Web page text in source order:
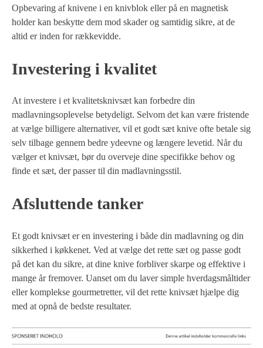
Opbevaring af knivene i en knivblok eller på en magnetisk
holder kan beskytte dem mod skader og samtidig sikre, at de
altid er inden for rækkevidde.
Investering i kvalitet
At investere i et kvalitetsknivsæt kan forbedre din
madlavningsoplevelse betydeligt. Selvom det kan være fristende
at vælge billigere alternativer, vil et godt sæt knive ofte betale sig
selv tilbage gennem bedre ydeevne og længere levetid. Når du
vælger et knivsæt, bør du overveje dine specifikke behov og
finde et sæt, der passer til din madlavningsstil.
Afsluttende tanker
Et godt knivsæt er en investering i både din madlavning og din
sikkerhed i køkkenet. Ved at vælge det rette sæt og passe godt
på det kan du sikre, at dine knive forbliver skarpe og effektive i
mange år fremover. Uanset om du laver simple hverdagsmåltider
eller komplekse gourmetretter, vil det rette knivsæt hjælpe dig
med at opnå de bedste resultater.